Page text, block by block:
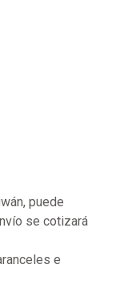
puede
se cotizará
e